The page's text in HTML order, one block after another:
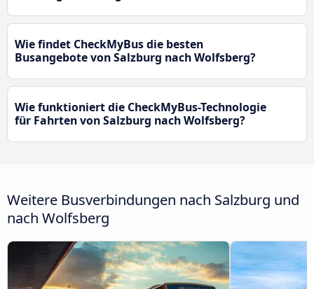
Wie findet CheckMyBus die besten
Busangebote von Salzburg nach Wolfsberg?
Wie funktioniert die CheckMyBus-Technologie
für Fahrten von Salzburg nach Wolfsberg?
Weitere Busverbindungen nach Salzburg und
nach Wolfsberg